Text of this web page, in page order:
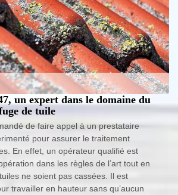
un expert dans le domaine du
de tuile
de faire appel à un prestataire
pour assurer le traitement
En effet, un opérateur qualifié est
dans les règles de l’art tout en
ne soient pas cassées. Il est
travailler en hauteur sans qu’aucun